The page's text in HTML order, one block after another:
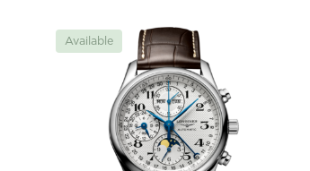
Available